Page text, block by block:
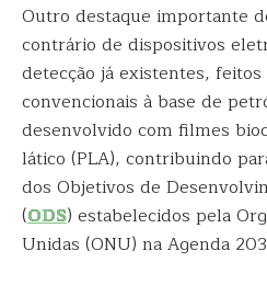
Outro destaque importante
contrário de dispositivos
detecção já existentes,
convencionais à base de
desenvolvido com filmes
lático (PLA), contribuindo
dos Objetivos de
(ODS) estabelecidos pela
Unidas (ONU) na Agenda